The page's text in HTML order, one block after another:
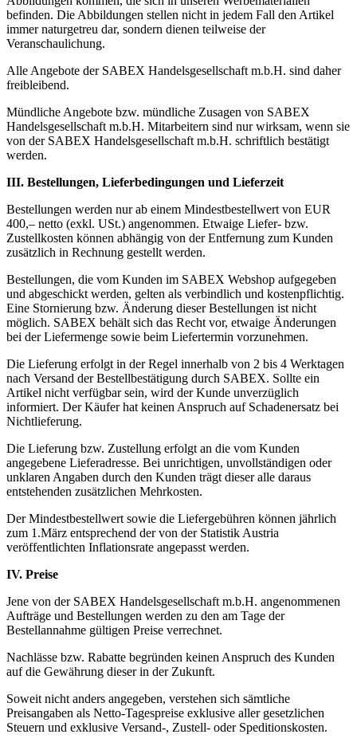
befinden. Die Abbildungen stellen nicht in jedem Fall den Artikel
immer naturgetreu dar, sondern dienen teilweise der
Veranschaulichung.
Alle Angebote der SABEX Handelsgesellschaft m.b.H. sind daher
freibleibend.
Mündliche Angebote bzw. mündliche Zusagen von SABEX
Handelsgesellschaft m.b.H. Mitarbeitern sind nur wirksam, wenn sie
von der SABEX Handelsgesellschaft m.b.H. schriftlich bestätigt
werden.
III. Bestellungen, Lieferbedingungen und Lieferzeit
Bestellungen werden nur ab einem Mindestbestellwert von EUR
400,– netto (exkl. USt.) angenommen. Etwaige Liefer- bzw.
Zustellkosten können abhängig von der Entfernung zum Kunden
zusätzlich in Rechnung gestellt werden.
Bestellungen, die vom Kunden im SABEX Webshop aufgegeben
und abgeschickt werden, gelten als verbindlich und kostenpflichtig.
Eine Stornierung bzw. Änderung dieser Bestellungen ist nicht
möglich. SABEX behält sich das Recht vor, etwaige Änderungen
bei der Liefermenge sowie beim Liefertermin vorzunehmen.
Die Lieferung erfolgt in der Regel innerhalb von 2 bis 4 Werktagen
nach Versand der Bestellbestätigung durch SABEX. Sollte ein
Artikel nicht verfügbar sein, wird der Kunde unverzüglich
informiert. Der Käufer hat keinen Anspruch auf Schadenersatz bei
Nichtlieferung.
Die Lieferung bzw. Zustellung erfolgt an die vom Kunden
angegebene Lieferadresse. Bei unrichtigen, unvollständigen oder
unklaren Angaben durch den Kunden trägt dieser alle daraus
entstehenden zusätzlichen Mehrkosten.
Der Mindestbestellwert sowie die Liefergebühren können jährlich
zum 1.März entsprechend der von der Statistik Austria
veröffentlichten Inflationsrate angepasst werden.
IV. Preise
Jene von der SABEX Handelsgesellschaft m.b.H. angenommenen
Aufträge und Bestellungen werden zu den am Tage der
Bestellannahme gültigen Preise verrechnet.
Nachlässe bzw. Rabatte begründen keinen Anspruch des Kunden
auf die Gewährung dieser in der Zukunft.
Soweit nicht anders angegeben, verstehen sich sämtliche
Preisangaben als Netto-Tagespreise exklusive aller gesetzlichen
Steuern und exklusive Versand-, Zustell- oder Speditionskosten.